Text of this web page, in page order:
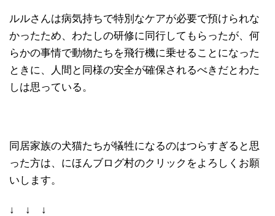
ルルさんは病気持ちで特別なケアが必要で預けられな
かったため、わたしの研修に同行してもらったが、何
らかの事情で動物たちを飛行機に乗せることになった
ときに、人間と同様の安全が確保されるべきだとわた
しは思っている。
同居家族の犬猫たちが犠牲になるのはつらすぎると思
った方は、にほんブログ村のクリックをよろしくお願
いします。
↓ ↓ ↓